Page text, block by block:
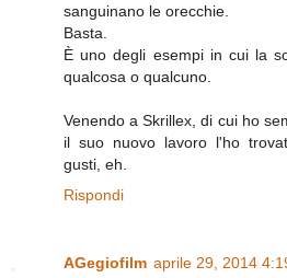
sanguinano le orecchie.
Basta.
È uno degli esempi in cui la
qualcosa o qualcuno.
Venendo a Skrillex, di cui ho
il suo nuovo lavoro l'ho
gusti, eh.
Rispondi
AGegiofilm aprile 29, 2014